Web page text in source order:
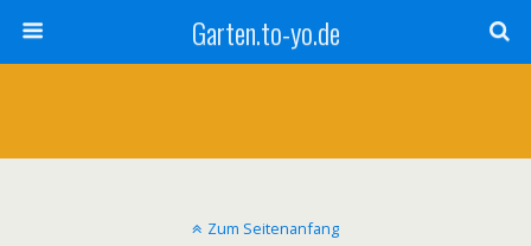
Garten.to-yo.de
Zum Seitenanfang